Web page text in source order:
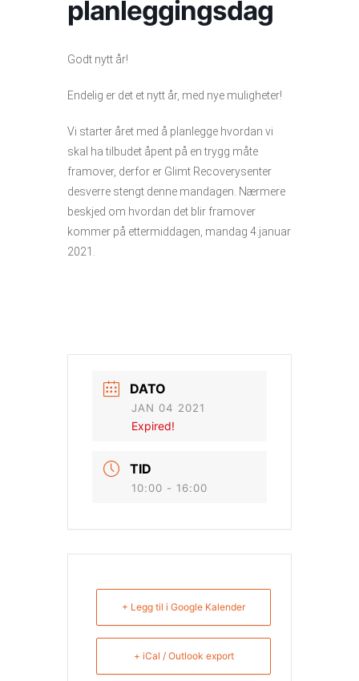
planleggingsdag
Godt nytt år!
Endelig er det et nytt år, med nye muligheter!
Vi starter året med å planlegge hvordan vi
skal ha tilbudet åpent på en trygg måte
framover, derfor er Glimt Recoverysenter
desverre stengt denne mandagen. Nærmere
beskjed om hvordan det blir framover
kommer på ettermiddagen, mandag 4.januar
2021.
DATO
JAN 04 2021
Expired!
TID
10:00 - 16:00
+ Legg til i Google Kalender
+ iCal / Outlook export